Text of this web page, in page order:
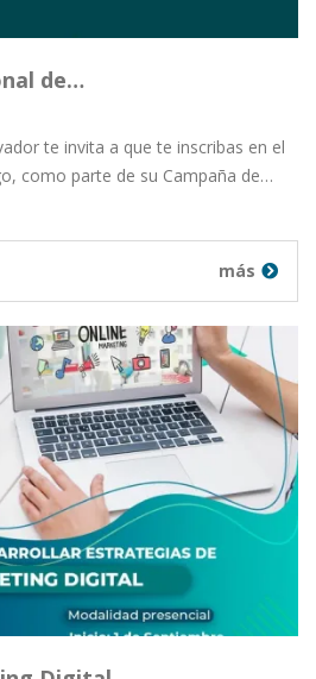
de…
te invita a que te inscribas en el
como parte de su Campaña de…
más